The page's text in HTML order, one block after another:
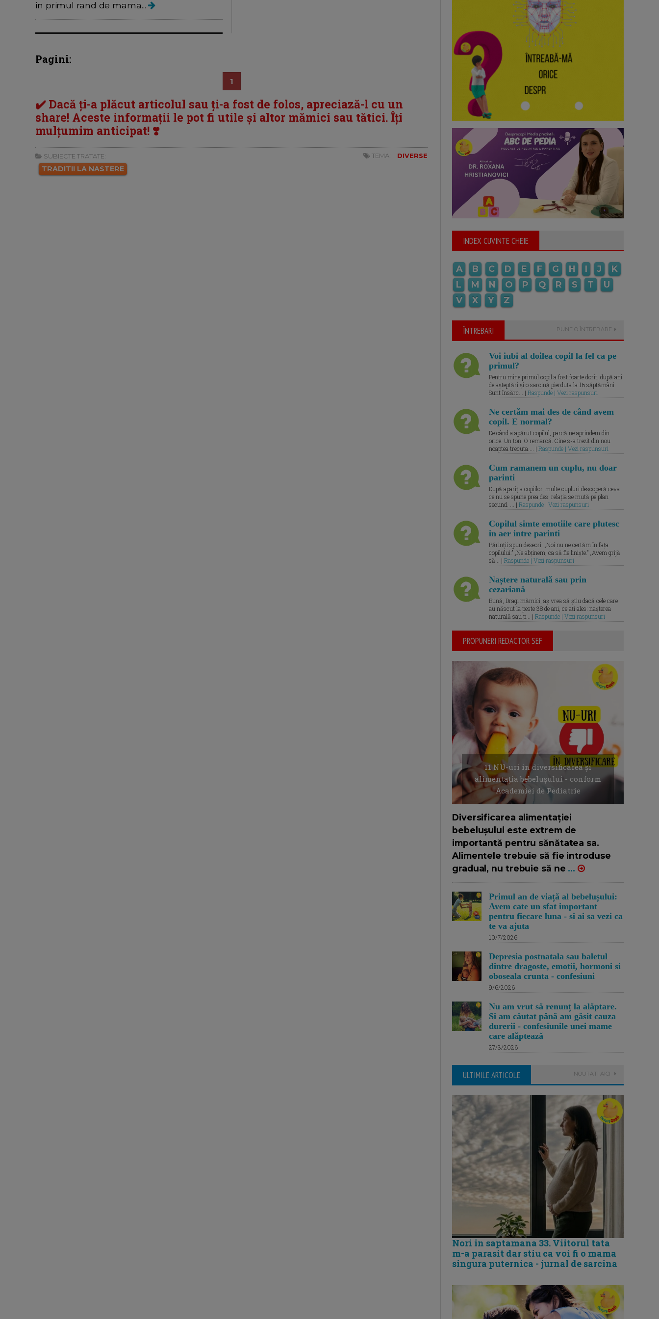
in primul rand de mama...
Pagini:
1
✔️ Dacă ți-a plăcut articolul sau ți-a fost de folos, apreciază-l cu un
share! Aceste informații le pot fi utile și altor mămici sau tătici. Îți
mulțumim anticipat! ❣️
SUBIECTE TRATATE:
TRADITII LA NASTERE
TEMA: DIVERSE
INDEX CUVINTE CHEIE
A B C D E F G H I J
K
L
M N O P Q R S T
U
V
X Y Z
ÎNTREBARI PUNE O ÎNTREBARE
Voi iubi al doilea copil la fel ca pe
primul?
Pentru mine primul copil a fost foarte dorit, după ani
de așteptări și o sarcină pierduta la 16 săptămâni.
Sunt însărc... | Raspunde | Vezi raspunsuri
Ne certăm mai des de când avem
copil. E normal?
De când a apărut copilul, parcă ne aprindem din
orice. Un ton. O remarcă. Cine s-a trezit din nou
noaptea trecuta.... | Raspunde | Vezi raspunsuri
Cum ramanem un cuplu, nu doar
parinti
După apariția copiilor, multe cupluri descoperă ceva
ce nu se spune prea des: relația se mută pe plan
secund. ... | Raspunde | Vezi raspunsuri
Copilul simte emotiile care plutesc
in aer intre parinti
Părinții spun deseori: „Noi nu ne certăm în fața
copilului.” „Ne abținem, ca să fie liniște.” „Avem grijă
să... | Raspunde | Vezi raspunsuri
Naștere naturală sau prin
cezariană
Bună, Dragi mămici, aș vrea să știu dacă cele care
au născut la peste 38 de ani, ce ați ales: nașterea
naturală sau p... | Raspunde | Vezi raspunsuri
PROPUNERI REDACTOR SEF
11 NU-uri in diversificarea și
alimentația bebelușului - conform
Academiei de Pediatrie
Diversificarea alimentației
bebelușului este extrem de
importantă pentru sănătatea sa.
Alimentele trebuie să fie introduse
gradual, nu trebuie să ne ...
Primul an de viață al bebelușului:
Avem cate un sfat important
pentru fiecare luna - si ai sa vezi ca
te va ajuta
10/7/2026
Depresia postnatala sau baletul
dintre dragoste, emotii, hormoni si
oboseala crunta - confesiuni
9/6/2026
Nu am vrut să renunț la alăptare.
Si am căutat până am găsit cauza
durerii - confesiunile unei mame
care alăptează
27/3/2026
ULTIMILE ARTICOLE NOUTATI AICI
Nori in saptamana 33. Viitorul tata
m-a parasit dar stiu ca voi fi o mama
singura puternica - jurnal de sarcina